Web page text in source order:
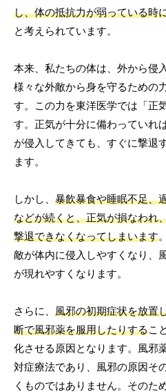
し、体の抵抗力が弱っている時
と考えられています。
本来、私たちの体は、外から侵
様々な外敵から身を守るための
す。この力を東洋医学では「正
す。正気が十分に備わっていれ
が侵入してきても、すぐに撃退
ます。
しかし、暴飲暴食や睡眠不足、
などが続くと、正気が損なわれ
撃退できなくなってしまいます
敵が体内に侵入しやすくなり、
が現れやすくなります。
さらに、風邪の初期症状を放置
断で風邪薬を服用したりするこ
化させる原因となります。風邪
対症療法であり、風邪の原因そ
くものではありません。そのた